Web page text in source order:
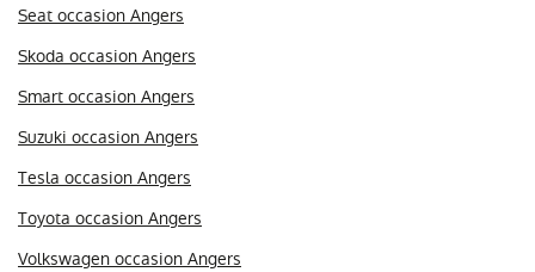
Seat occasion Angers
Skoda occasion Angers
Smart occasion Angers
Suzuki occasion Angers
Tesla occasion Angers
Toyota occasion Angers
Volkswagen occasion Angers